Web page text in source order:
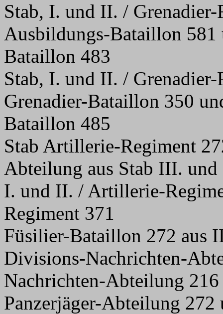
Stab, I. und II. /
Ausbildungs-Bataillon
Bataillon 483
Stab, I. und II. / Grenadier-
Grenadier-Bataillon 350
Bataillon 485
Stab Artillerie-Regiment
Abteilung aus Stab III.
I. und II. / Artillerie-
Regiment 371
Füsilier-Bataillon 272 aus
Divisions-Nachrichten-
Nachrichten-Abteilung 216
Panzerjäger-Abteilung